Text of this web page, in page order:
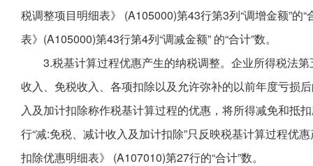
税调整项目明细表》 (A105000)第43行第3列“调增金额”的
表》(A105000)第43行第4列“调减金额” 的“合计”数。
3.税基计算过程优惠产生的纳税调整。企业所得税法
收入、免税收入、各项扣除以及允许弥补的以前年度亏损
入及加计扣除称作税基计算过程的优惠，将所得减免和抵
行“减:免税、减计收入及加计扣除”只反映税基计算过程优
扣除优惠明细表》 (A107010)第27行的“合计”数。